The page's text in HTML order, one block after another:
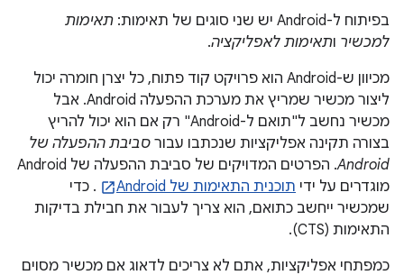
בפיתוח ל-Android יש שני סוגים של תאימות:
תאימות
למכשיר ותאימות לאפליקציה.
מכיוון ש-Android הוא פרויקט קוד פתוח, כל יצרן חומרה יכול
ליצור מכשיר שמריץ את מערכת ההפעלה Android. אבל
מכשיר נחשב ל"תואם ל-Android" רק אם הוא יכול להריץ
בצורה תקינה אפליקציות שנכתבו עבור סביבת ההפעלה של
Android
. הפרטים המדויקים של סביבת ההפעלה של Android
מוגדרים על ידי תוכנית התאימות של Android
. כדי
שמכשיר ייחשב כתואם, הוא צריך לעבור את חבילת בדיקות
התאימות (CTS).
כמפתחי אפליקציות, אתם לא צריכים לדאוג אם מכשיר מסוים